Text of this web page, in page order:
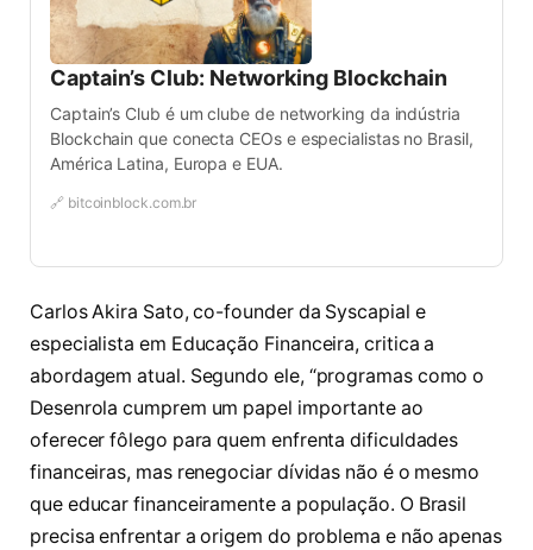
Captain’s Club: Networking Blockchain
Captain’s Club é um clube de networking da indústria
Blockchain que conecta CEOs e especialistas no Brasil,
América Latina, Europa e EUA.
🔗 bitcoinblock.com.br
Carlos Akira Sato, co-founder da Syscapial e
especialista em Educação Financeira, critica a
abordagem atual. Segundo ele, “programas como o
Desenrola cumprem um papel importante ao
oferecer fôlego para quem enfrenta dificuldades
financeiras, mas renegociar dívidas não é o mesmo
que educar financeiramente a população. O Brasil
precisa enfrentar a origem do problema e não apenas